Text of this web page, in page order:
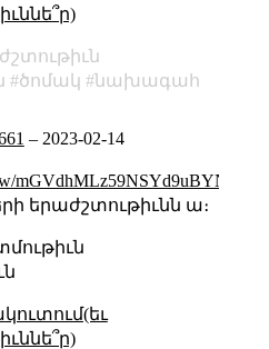
ծոմակ
նախագահ
– 2023-02-14
mGVdhMLz59NSYd9uBYNVXP
երաժշտութիւնն ա։